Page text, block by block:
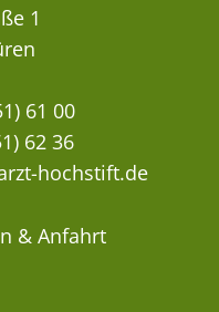
1
61 00
62 36
hochstift.de
& Anfahrt